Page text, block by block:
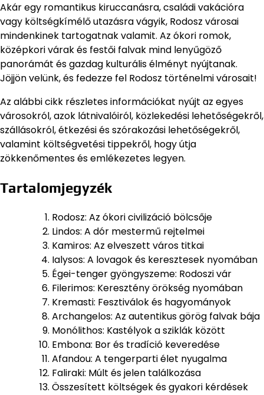
Akár egy romantikus kiruccanásra, családi vakációra
vagy költségkímélő utazásra vágyik, Rodosz városai
mindenkinek tartogatnak valamit. Az ókori romok,
középkori várak és festői falvak mind lenyűgöző
panorámát és gazdag kulturális élményt nyújtanak.
Jöjjön velünk, és fedezze fel Rodosz történelmi városait!
Az alábbi cikk részletes információkat nyújt az egyes
városokról, azok látnivalóiról, közlekedési lehetőségekről,
szállásokról, étkezési és szórakozási lehetőségekről,
valamint költségvetési tippekről, hogy útja
zökkenőmentes és emlékezetes legyen.
Tartalomjegyzék
Rodosz: Az ókori civilizáció bölcsője
Lindos: A dór mestermű rejtelmei
Kamiros: Az elveszett város titkai
Ialysos: A lovagok és keresztesek nyomában
Égei-tenger gyöngyszeme: Rodoszi vár
Filerimos: Keresztény örökség nyomában
Kremasti: Fesztiválok és hagyományok
Archangelos: Az autentikus görög falvak bája
Monólithos: Kastélyok a sziklák között
Embona: Bor és tradíció keveredése
Afandou: A tengerparti élet nyugalma
Faliraki: Múlt és jelen találkozása
Összesített költségek és gyakori kérdések